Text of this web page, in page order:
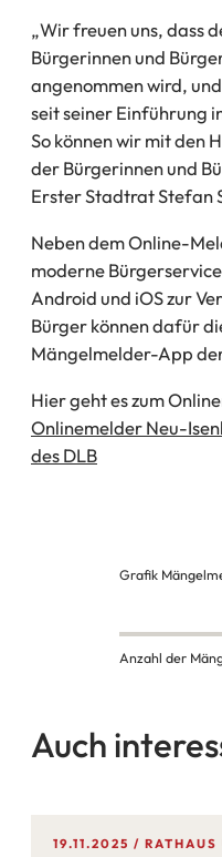
„Wir freuen uns, dass
Bürgerinnen und
angenommen wird,
seit seiner Einführung
So können wir mit den
der Bürgerinnen und
Erster Stadtrat Stefan
Neben dem Online-
moderne
Android und iOS zur
Bürger können dafür
Mängelmelder-App
Hier geht es zum
Onlinemelder Neu-
des DLB
(Öffnet
Grafik
Anzahl der
Auch
19.11.2025 RATHAUS